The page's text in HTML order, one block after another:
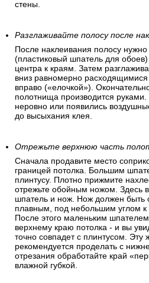
стены.
Разглаживайте полосу после
После наклеивания полосу
(пластиковый шпатель для
центра к краям. Затем
вниз равномерно
вправо («елочкой»).
полотнища производится
неровно или появились
до высыхания клея.
Отрежьте верхнюю часть
Сначала продавите место
границей потолка. Большим
плинтусу. Плотно прижмите
отрежьте обойным ножом. Здесь
шпатель и нож. Нож должен быть
плавным, под небольшим углом
После этого маленьким
верхнему краю потолка - и вы
точно совпадет с плинтусом. Эту
рекомендуется проделать с
отрезания обработайте край
влажной губкой.